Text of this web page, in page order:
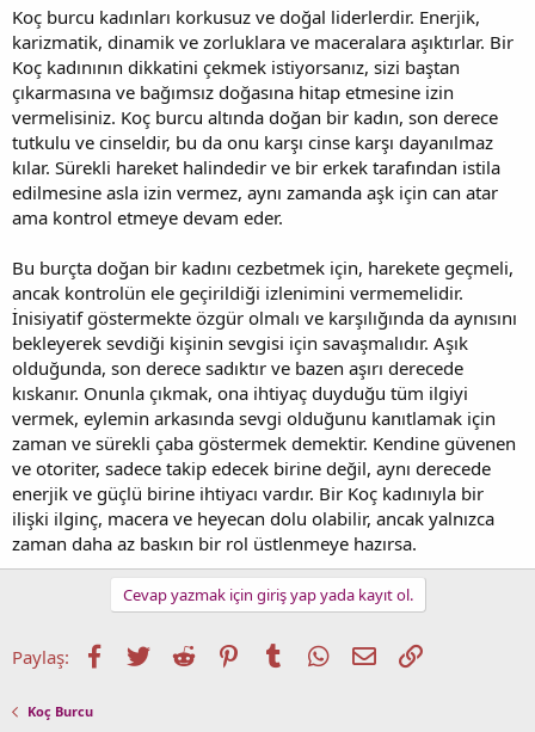
ş
a
t
a
n
ç
a
r
i
h
i
Koç burcu kadınları korkusuz ve doğal liderlerdir. Enerjik,
karizmatik, dinamik ve zorluklara ve maceralara aşıktırlar. Bir
Koç kadınının dikkatini çekmek istiyorsanız, sizi baştan
çıkarmasına ve bağımsız doğasına hitap etmesine izin
vermelisiniz. Koç burcu altında doğan bir kadın, son derece
tutkulu ve cinseldir, bu da onu karşı cinse karşı dayanılmaz
kılar. Sürekli hareket halindedir ve bir erkek tarafından istila
edilmesine asla izin vermez, aynı zamanda aşk için can atar
ama kontrol etmeye devam eder.
Bu burçta doğan bir kadını cezbetmek için, harekete geçmeli,
ancak kontrolün ele geçirildiği izlenimini vermemelidir.
İnisiyatif göstermekte özgür olmalı ve karşılığında da aynısını
bekleyerek sevdiği kişinin sevgisi için savaşmalıdır. Aşık
olduğunda, son derece sadıktır ve bazen aşırı derecede
kıskanır. Onunla çıkmak, ona ihtiyaç duyduğu tüm ilgiyi
vermek, eylemin arkasında sevgi olduğunu kanıtlamak için
zaman ve sürekli çaba göstermek demektir. Kendine güvenen
ve otoriter, sadece takip edecek birine değil, aynı derecede
enerjik ve güçlü birine ihtiyacı vardır. Bir Koç kadınıyla bir
ilişki ilginç, macera ve heyecan dolu olabilir, ancak yalnızca
zaman daha az baskın bir rol üstlenmeye hazırsa.
Cevap yazmak için giriş yap yada kayıt ol.
Paylaş: Facebook
TwitterReddit PinterestTumblrWhatsApp
E-postaLink
Koç Burcu